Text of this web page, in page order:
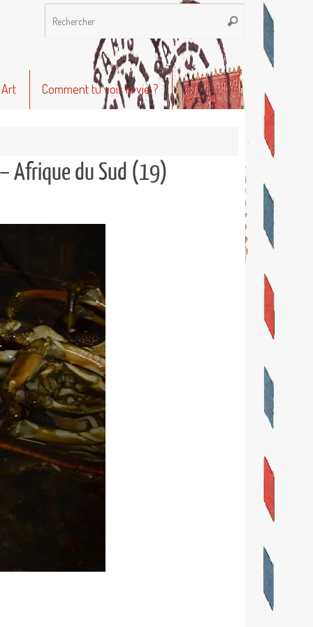
Recherche
Rechercher
Comment tu vois la vie ?
Afrique du Sud (19)